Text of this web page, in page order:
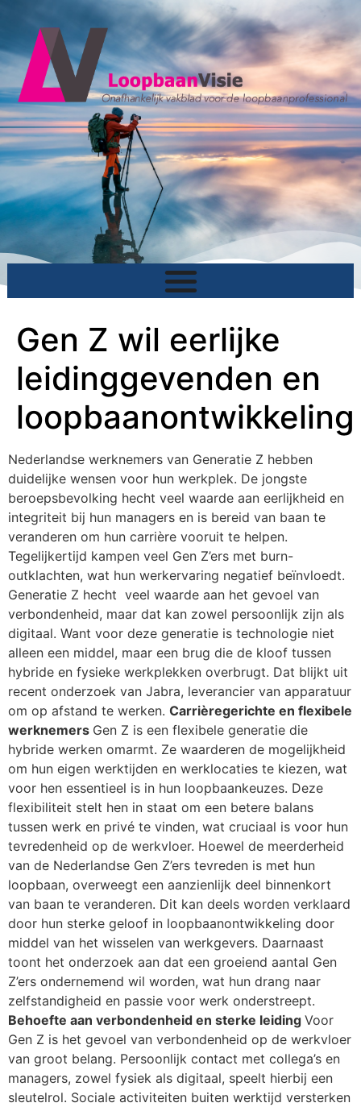
Gen Z wil eerlijke
leidinggevenden en
loopbaanontwikkeling
Nederlandse werknemers van Generatie Z hebben
duidelijke wensen voor hun werkplek. De jongste
beroepsbevolking hecht veel waarde aan eerlijkheid en
integriteit bij hun managers en is bereid van baan te
veranderen om hun carrière vooruit te helpen.
Tegelijkertijd kampen veel Gen Z’ers met burn-
outklachten, wat hun werkervaring negatief beïnvloedt.
Generatie Z hecht veel waarde aan het gevoel van
verbondenheid, maar dat kan zowel persoonlijk zijn als
digitaal. Want voor deze generatie is technologie niet
alleen een middel, maar een brug die de kloof tussen
hybride en fysieke werkplekken overbrugt. Dat blijkt uit
recent onderzoek van Jabra, leverancier van apparatuur
om op afstand te werken. Carrièregerichte en flexibele
werknemers Gen Z is een flexibele generatie die
hybride werken omarmt. Ze waarderen de mogelijkheid
om hun eigen werktijden en werklocaties te kiezen, wat
voor hen essentieel is in hun loopbaankeuzes. Deze
flexibiliteit stelt hen in staat om een betere balans
tussen werk en privé te vinden, wat cruciaal is voor hun
tevredenheid op de werkvloer. Hoewel de meerderheid
van de Nederlandse Gen Z’ers tevreden is met hun
loopbaan, overweegt een aanzienlijk deel binnenkort
van baan te veranderen. Dit kan deels worden verklaard
door hun sterke geloof in loopbaanontwikkeling door
middel van het wisselen van werkgevers. Daarnaast
toont het onderzoek aan dat een groeiend aantal Gen
Z’ers ondernemend wil worden, wat hun drang naar
zelfstandigheid en passie voor werk onderstreept.
Behoefte aan verbondenheid en sterke leiding Voor
Gen Z is het gevoel van verbondenheid op de werkvloer
van groot belang. Persoonlijk contact met collega’s en
managers, zowel fysiek als digitaal, speelt hierbij een
sleutelrol. Sociale activiteiten buiten werktijd versterken